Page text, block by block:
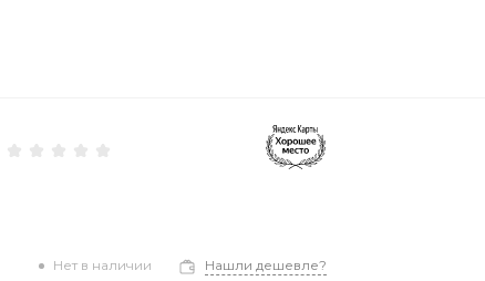
Нет в наличии Нашли дешевле?